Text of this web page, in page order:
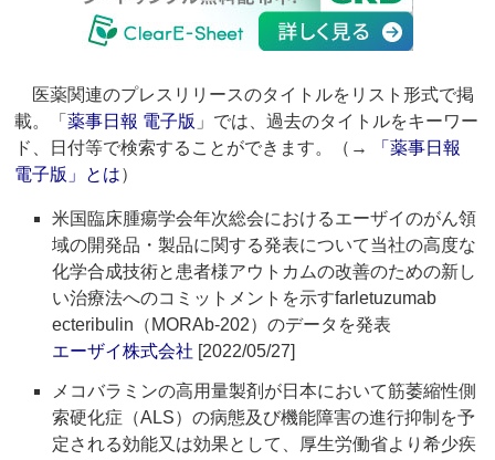
医薬関連のプレスリリースのタイトルをリスト形式で掲
載。「薬事日報 電子版 」では、過去のタイトルをキーワー
ド、日付等で検索することができます。（→
「薬事日報
電子版」とは）
米国臨床腫瘍学会年次総会におけるエーザイのがん領
域の開発品・製品に関する発表について当社の高度な
化学合成技術と患者様アウトカムの改善のための新し
い治療法へのコミットメントを示すfarletuzumab
ecteribulin（MORAb-202）のデータを発表
エーザイ株式会社 [2022/05/27]
メコバラミンの高用量製剤が日本において筋萎縮性側
索硬化症（ALS）の病態及び機能障害の進行抑制を予
定される効能又は効果として、厚生労働省より希少疾